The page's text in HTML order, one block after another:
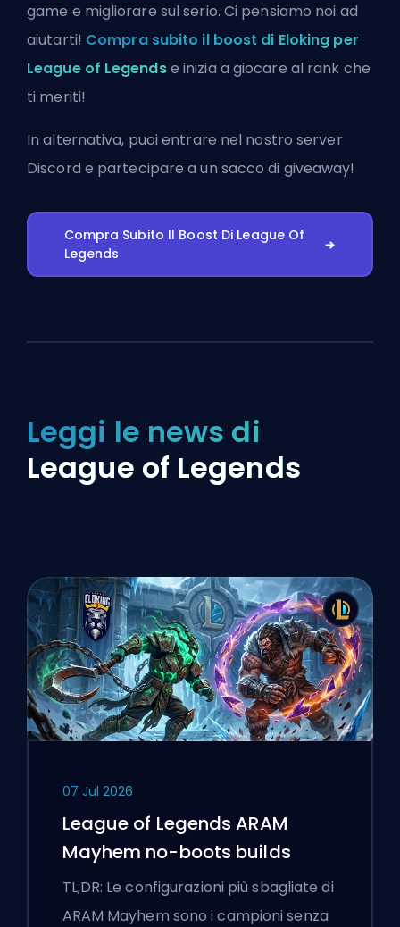
game e migliorare sul serio. Ci pensiamo noi ad
aiutarti! Compra subito il boost di Eloking per
League of Legendse inizia a giocare al rank che
ti meriti!
In alternativa, puoientrare nel nostro server
Discord e partecipare a un sacco di giveaway!
Compra Subito Il Boost Di League Of
Legends
Leggi le news di
League of Legends
07 Jul 2026
League of Legends ARAM
Mayhem no-boots builds
TL;DR: Le configurazioni più sbagliate di
ARAM Mayhem sono i campioni senza